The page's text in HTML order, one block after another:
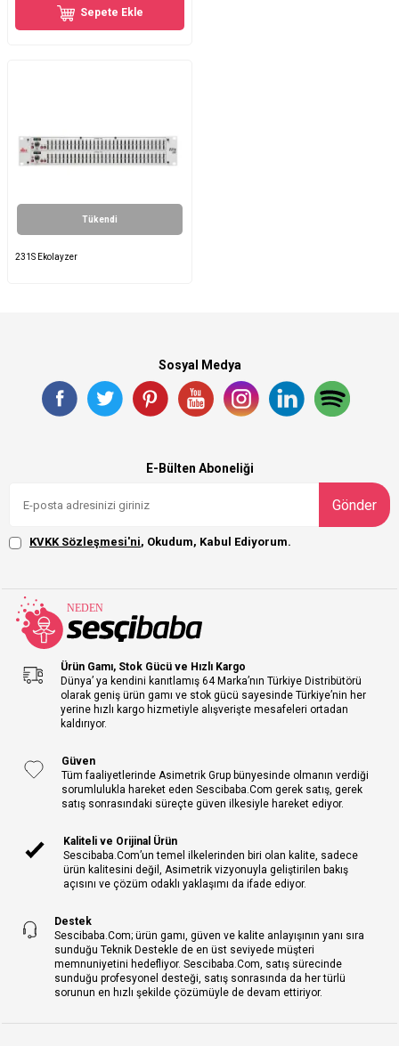
Sepete Ekle
Tükendi
231S Ekolayzer
Sosyal Medya
E-Bülten Aboneliği
Gönder
KVKK Sözleşmesi'ni, Okudum, Kabul Ediyorum.
Ürün Gamı, Stok Gücü ve Hızlı Kargo
Dünya’ ya kendini kanıtlamış 64 Marka’nın Türkiye Distribütörü
olarak geniş ürün gamı ve stok gücü sayesinde Türkiye’nin her
yerine hızlı kargo hizmetiyle alışverişte mesafeleri ortadan
kaldırıyor.
Güven
Tüm faaliyetlerinde Asimetrik Grup bünyesinde olmanın verdiği
sorumlulukla hareket eden Sescibaba.Com gerek satış, gerek
satış sonrasındaki süreçte güven ilkesiyle hareket ediyor.
Kaliteli ve Orijinal Ürün
Sescibaba.Com’un temel ilkelerinden biri olan kalite, sadece
ürün kalitesini değil, Asimetrik vizyonuyla geliştirilen bakış
açısını ve çözüm odaklı yaklaşımı da ifade ediyor.
Destek
Sescibaba.Com; ürün gamı, güven ve kalite anlayışının yanı sıra
sunduğu Teknik Destekle de en üst seviyede müşteri
memnuniyetini hedefliyor. Sescibaba.Com, satış sürecinde
sunduğu profesyonel desteği, satış sonrasında da her türlü
sorunun en hızlı şekilde çözümüyle de devam ettiriyor.